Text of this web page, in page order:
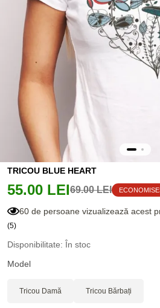
TRICOU BLUE HEART
55.00 LEI69.00 LEI
60 de persoane vizualizează acest
(5)
Disponibilitate: În stoc
Model
Tricou Damă Tricou Bărbați